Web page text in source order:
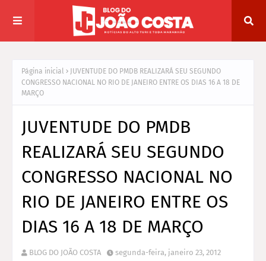
Página inicial
JUVENTUDE DO PMDB REALIZARÁ SEU SEGUNDO
CONGRESSO NACIONAL NO RIO DE JANEIRO ENTRE OS DIAS 16 A 18 DE
MARÇO
JUVENTUDE DO PMDB
REALIZARÁ SEU SEGUNDO
CONGRESSO NACIONAL NO
RIO DE JANEIRO ENTRE OS
DIAS 16 A 18 DE MARÇO
BLOG DO JOÃO COSTA segunda-feira, janeiro 23, 2012